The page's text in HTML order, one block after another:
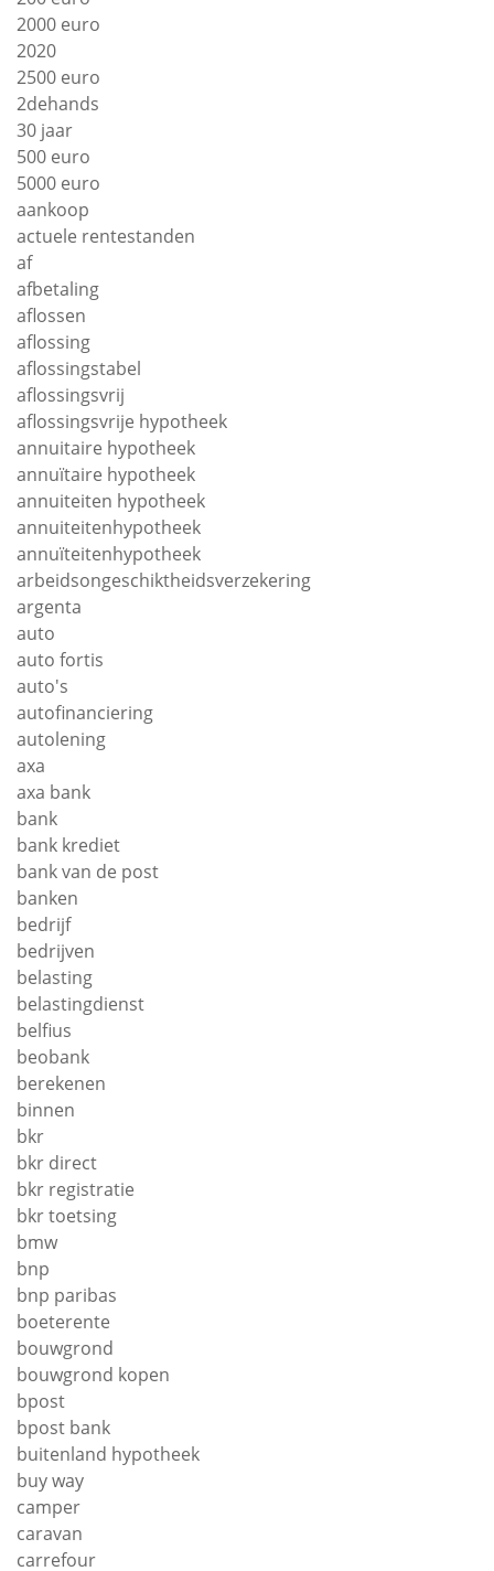
2000 euro
2020
2500 euro
2dehands
30 jaar
500 euro
5000 euro
aankoop
actuele rentestanden
af
afbetaling
aflossen
aflossing
aflossingstabel
aflossingsvrij
aflossingsvrije hypotheek
annuitaire hypotheek
annuïtaire hypotheek
annuiteiten hypotheek
annuiteitenhypotheek
annuïteitenhypotheek
arbeidsongeschiktheidsverzekering
argenta
auto
auto fortis
auto's
autofinanciering
autolening
axa
axa bank
bank
bank krediet
bank van de post
banken
bedrijf
bedrijven
belasting
belastingdienst
belfius
beobank
berekenen
binnen
bkr
bkr direct
bkr registratie
bkr toetsing
bmw
bnp
bnp paribas
boeterente
bouwgrond
bouwgrond kopen
bpost
bpost bank
buitenland hypotheek
buy way
camper
caravan
carrefour